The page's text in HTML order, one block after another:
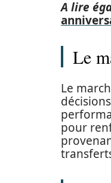
A lire
Le
Le
pour